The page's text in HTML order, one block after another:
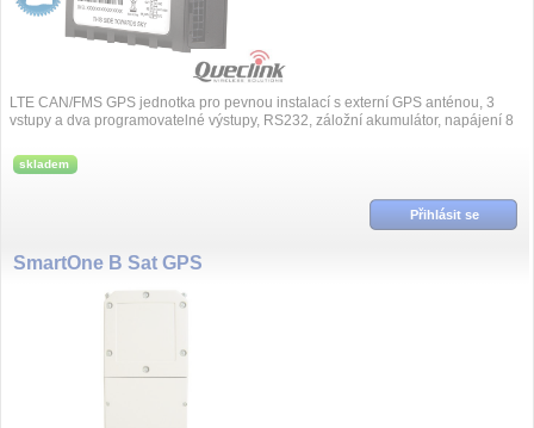
LTE CAN/FMS GPS jednotka pro pevnou instalací s externí GPS anténou, 3
vstupy a dva programovatelné výstupy, RS232, záložní akumulátor, napájení 8
skladem
Přihlásit se
SmartOne B Sat GPS